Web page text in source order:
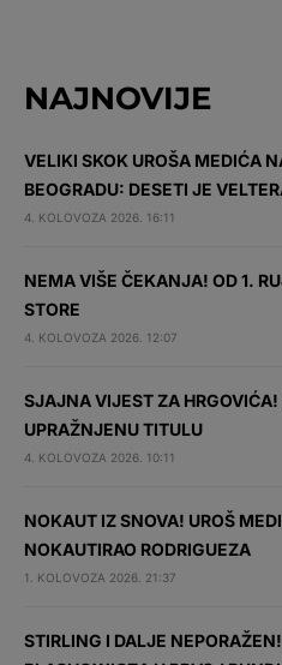
NAJNOVIJE
VELIKI SKOK UROŠA MEDIĆA
BEOGRADU: DESETI JE
4. KOLOVOZA 2026. 16:11
NEMA VIŠE ČEKANJA! OD 1.
STORE
4. KOLOVOZA 2026. 12:07
SJAJNA VIJEST ZA
UPRAŽNJENU TITULU
4. KOLOVOZA 2026. 10:11
NOKAUT IZ SNOVA! UROŠ
NOKAUTIRAO RODRIGUEZA
1. KOLOVOZA 2026. 21:37
STIRLING I DALJE